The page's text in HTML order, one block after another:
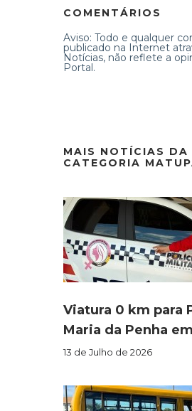
COMENTÁRIOS
Aviso: Todo e qualquer
publicado na Internet
Notícias, não reflete a
Portal.
MAIS NOTÍCIAS DA
CATEGORIA
Viatura 0 km para
Maria da Penha
13 de Julho de 2026